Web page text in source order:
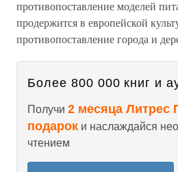
противопоставление моделей
продержится в европейской
противопоставление города и
Более 800 000 книг и
Получи 2 месяца Литрес
подарок и наслаждайся
чтением